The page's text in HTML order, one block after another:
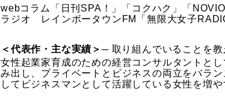
webコラム「日刊SPA！」「コクハク」「NOVIO
ラジオ レインボータウンFM「無限大女子
＜代表作・主な実績＞ ─ 取り組んでいることを教
女性起業家育成のための経営コンサルタントと
み出し、プライベートとビジネスの両立をバラ
してビジネスマンとして活躍している女性を増や